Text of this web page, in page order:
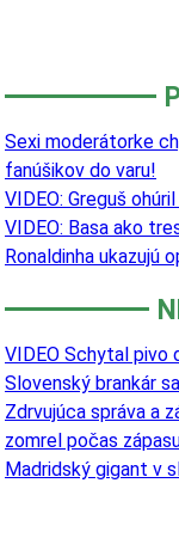
Sexi moderátorke
fanúšikov do varu!
VIDEO: Greguš
VIDEO: Basa ako
Ronaldinha ukazujú
VIDEO Schytal pivo
Slovenský brankár
Zdrvujúca správa a
zomrel počas
Madridský gigant v